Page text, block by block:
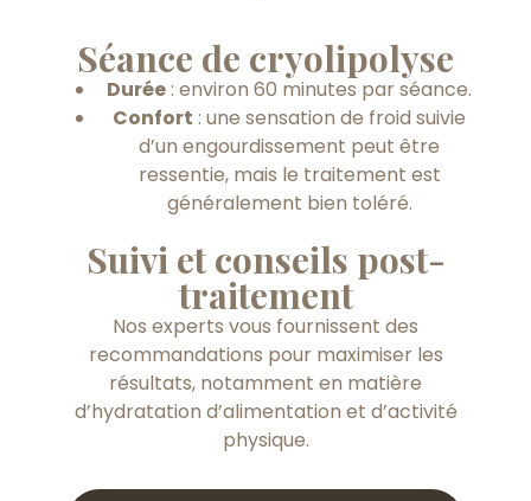
Séance de cryolipolyse
Durée: environ 60 minutes par séance.
Confort : une sensation de froid suivie
d’un engourdissement peut être
ressentie, mais le traitement est
généralement bien toléré.
Suivi et conseils post-
traitement
Nos experts vous fournissent des
recommandations pour maximiser les
résultats, notamment en matière
d’hydratation d’alimentation et d’activité
physique.